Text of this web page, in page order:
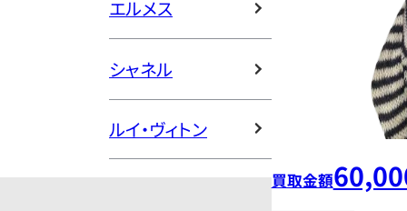
エルメス
シャネル
ルイ・ヴィトン
買取金額